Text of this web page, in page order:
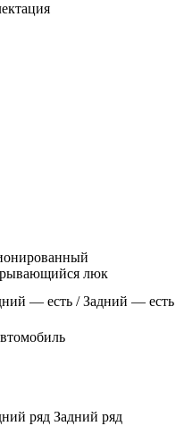
люк
— есть / Задний — есть
ряд Задний ряд